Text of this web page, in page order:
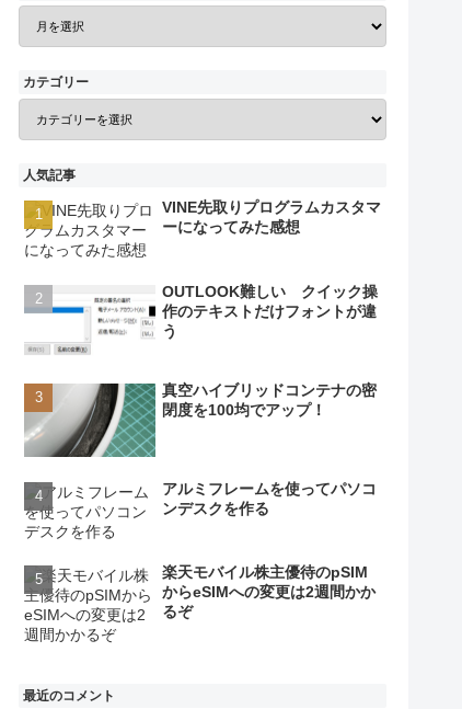
カテゴリー
人気記事
VINE先取りプログラムカスタマ
ーになってみた感想
OUTLOOK難しい クイック操
作のテキストだけフォントが違
う
真空ハイブリッドコンテナの密
閉度を100均でアップ！
アルミフレームを使ってパソコ
ンデスクを作る
楽天モバイル株主優待のpSIM
からeSIMへの変更は2週間かか
るぞ
最近のコメント